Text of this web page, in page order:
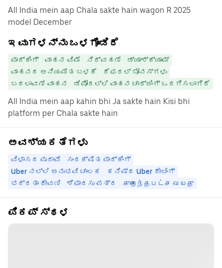
All India mein aap Chala sakte hain wagon R 2025
model December
ಇವುಗಳನ್ನು ಒಳಗೊಂಡಿದೆ
ಪಾರ್ಕಿಂಗ್ ವಾಹನ ವಿಮೆ ನಿರ್ವಹಣೆ
ಡ್ಯಾಶ್‌ಕ್ಯಾಮ್
ವಾಹನದ ಅನಿಯಮಿತ ಬಳಕೆ
ರೆಫರಲ್ ಬೋನಸ್‌ಗಳು
ಬದಲಾವಣೆ ವಾಹನ
ಡಿಪೋದಲ್ಲಿ ವಾಹನ ಚಾರ್ಜಿಂಗ್ ಒದಗಿಸಲಾಗಿದೆ
All India mein aap kahin bhi Ja sakte hain Kisi bhi
platform per Chala sakte hain
ಅವಶ್ಯಕತೆಗಳು
ವಿಳಾಸದ ಪುರಾವೆ
ಸಂರಕ್ಷಿತ ಪಾರ್ಕಿಂಗ್
Uber ನಲ್ಲಿ ಅನುಭವಿ ಚಾಲಕ
ಕನಿಷ್ಠ Uber ರೇಟಿಂಗ್
ಭದ್ರತಾ ಠೇವಣಿ
ಶಿಫಾರಸು ಪತ್ರ குறைந்தபட்ச வயது
ಪಿಕಪ್ ಸ್ಥಳ